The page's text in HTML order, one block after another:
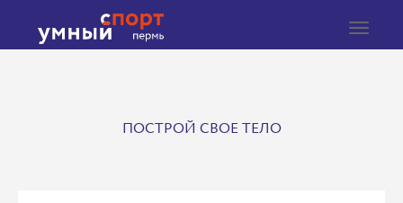
Toggle
ПОСТРОЙ СВОЕ ТЕЛО